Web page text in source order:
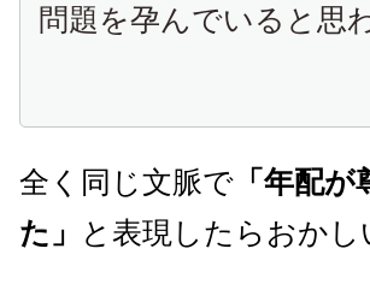
問題を孕んでいると思
全く同じ文脈で 「年配
た」 と表現したらおか